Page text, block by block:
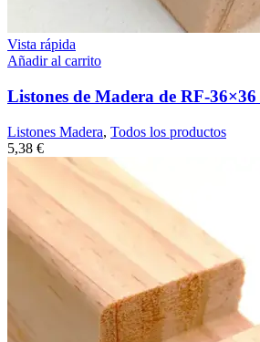
Vista rápida
Añadir al carrito
Listones de Madera de RF-
Listones Madera, Todos los productos
5,38 €